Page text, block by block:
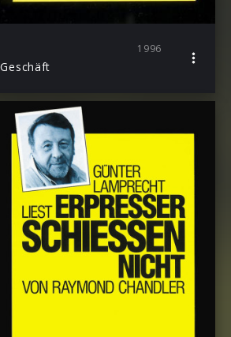
1996